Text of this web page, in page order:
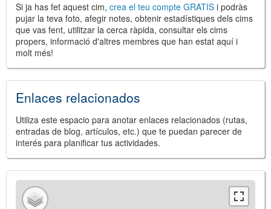
Si ja has fet aquest cim, crea el teu compte GRATIS i podràs
pujar la teva foto, afegir notes, obtenir estadístiques dels cims
que vas fent, utilitzar la cerca ràpida, consultar els cims
propers, informació d'altres membres que han estat aquí i
molt més!
Enlaces relacionados
Utiliza este espacio para anotar enlaces relacionados (rutas,
entradas de blog, artículos, etc.) que te puedan parecer de
interés para planificar tus actividades.